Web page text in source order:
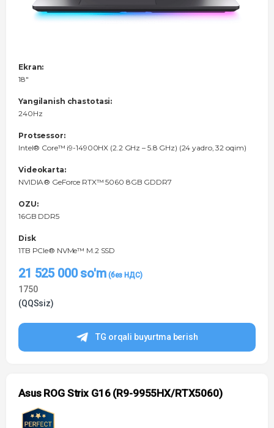
Ekran:
18"
Yangilanish chastotasi:
240Hz
Protsessor:
Intel® Core™ i9-14900HX (2.2 GHz – 5.8 GHz) (24 yadro, 32 oqim)
Videokarta:
NVIDIA® GeForce RTX™ 5060 8GB GDDR7
OZU:
16GB DDR5
Disk
1TB PCIe® NVMe™ M.2 SSD
21 525 000so'm
1750
(QQSsiz)
TG orqali buyurtma berish
Asus ROG Strix G16 (R9-9955HX/RTX5060)